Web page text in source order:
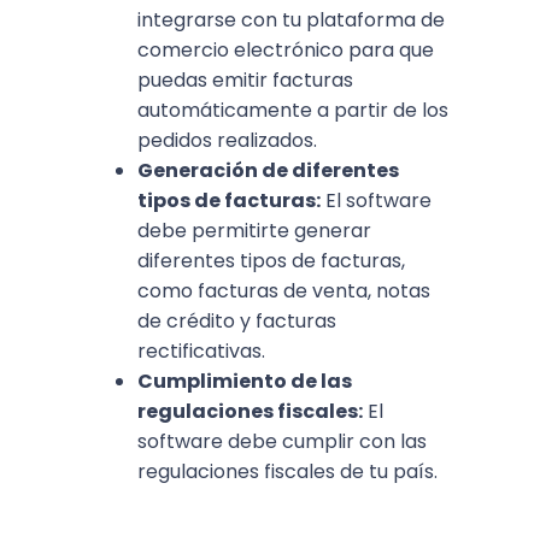
integrarse con tu plataforma de
comercio electrónico para que
puedas emitir facturas
automáticamente a partir de los
pedidos realizados.
Generación de diferentes
tipos de facturas: El software
debe permitirte generar
diferentes tipos de facturas,
como facturas de venta, notas
de crédito y facturas
rectificativas.
Cumplimiento de las
regulaciones fiscales: El
software debe cumplir con las
regulaciones fiscales de tu país.